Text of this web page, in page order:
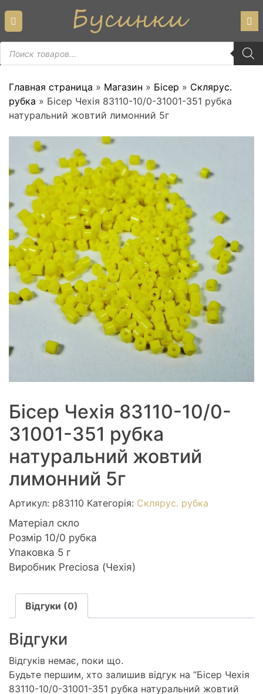
content
Пошук
товарів
Главная страница » Магазин » Бісер » Склярус.
рубка » Бісер Чехія 83110-10/0-31001-351 рубка
натуральний жовтий лимонний 5г
Бісер Чехія 83110-10/0-
31001-351 рубка
натуральний жовтий
лимонний 5г
Артикул: р83110 Категорія: Склярус. рубка
Матеріал скло
Розмір 10/0 рубка
Упаковка 5 г
Виробник Preciosa (Чехія)
Відгуки (0)
Відгуки
Відгуків немає, поки що.
Будьте першим, хто залишив відгук на “Бісер Чехія
83110-10/0-31001-351 рубка натуральний жовтий